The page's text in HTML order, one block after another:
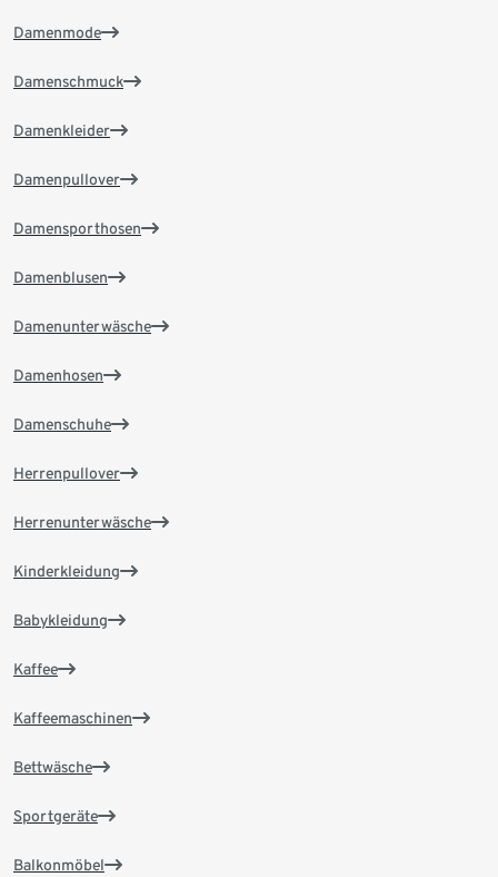
Damenmode
Damenschmuck
Damenkleider
Damenpullover
Damensporthosen
Damenblusen
Damenunterwäsche
Damenhosen
Damenschuhe
Herrenpullover
Herrenunterwäsche
Kinderkleidung
Babykleidung
Kaffee
Kaffeemaschinen
Bettwäsche
Sportgeräte
Balkonmöbel